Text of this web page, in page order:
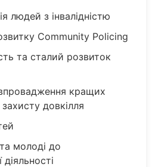
людей з інвалідністю
Community Policing
та сталий розвиток
кращих
довкілля
молоді до